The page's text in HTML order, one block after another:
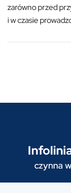
zarówno przed
i w czasie
czynna